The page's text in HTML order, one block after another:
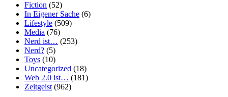
Fiction (52)
In Eigener Sache (6)
Lifestyle (509)
Media (76)
Nerd ist… (253)
Nerd? (5)
Toys (10)
Uncategorized (18)
Web 2.0 ist… (181)
Zeitgeist(962)